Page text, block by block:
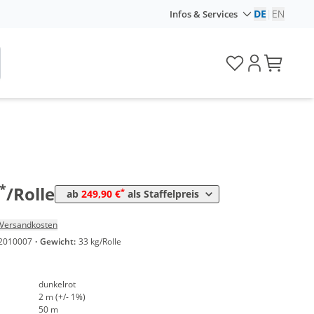
Infos & Services DE EN
/Rolle ab 249,90 €* als Staffelpreis
Rollen 249,90 € 2,50 €*/1m²
Versandkosten
· Gewicht: 33 kg/Rolle
dunkelrot
2 m (+/- 1%)
50 m